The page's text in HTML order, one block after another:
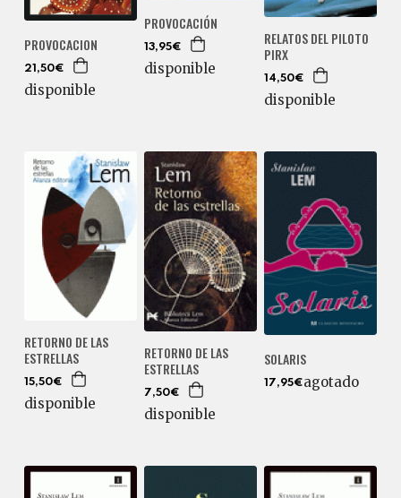
PROVOCACION
21,50€
disponible
PROVOCACIÓN
13,95€
disponible
RELATOS DEL PILOTO
PIRX
14,50€
disponible
RETORNO DE LAS
ESTRELLAS
15,50€
disponible
RETORNO DE LAS
ESTRELLAS
7,50€
disponible
SOLARIS
17,95€agotado